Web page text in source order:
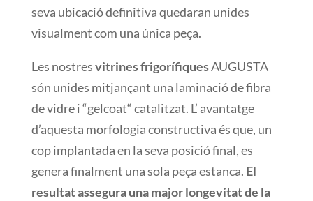
seva ubicaciódefinitivaquedaran unides
visualmentcom una única peça.
Les nostresvitrinesfrigorífiquesAUGUSTA
són unides mitjançant una laminacióde fibra
de vidrei“gelcoat“catalitzat. L’ avantatge
d’aquesta morfologiaconstructiva ésque, un
cop implantadaen la seva posiciófinal,es
generafinalment unasola peçaestanca. El
resultatassegurauna majorlongevitat de la